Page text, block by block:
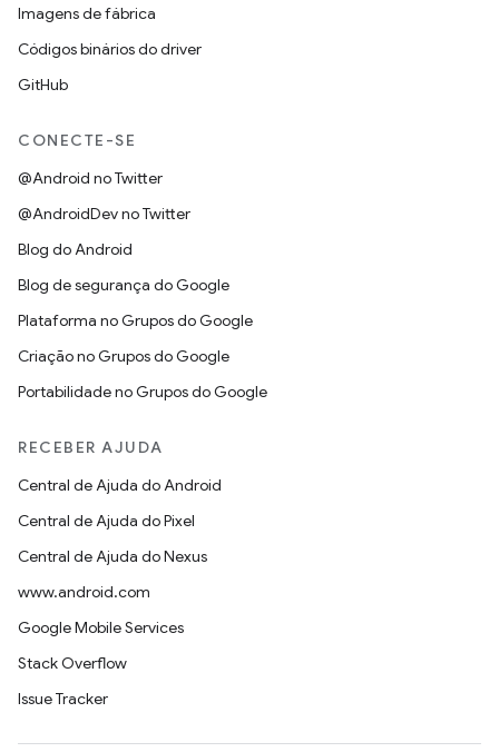
Imagens de fábrica
Códigos binários do driver
GitHub
CONECTE-SE
@Android no Twitter
@AndroidDev no Twitter
Blog do Android
Blog de segurança do Google
Plataforma no Grupos do Google
Criação no Grupos do Google
Portabilidade no Grupos do Google
RECEBER AJUDA
Central de Ajuda do Android
Central de Ajuda do Pixel
Central de Ajuda do Nexus
www.android.com
Google Mobile Services
Stack Overflow
Issue Tracker